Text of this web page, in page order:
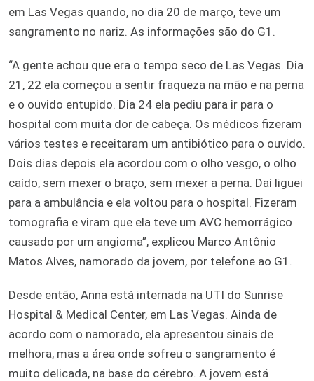
em Las Vegas quando, no dia 20 de março, teve um
sangramento no nariz. As informações são do G1.
“A gente achou que era o tempo seco de Las Vegas. Dia
21, 22 ela começou a sentir fraqueza na mão e na perna
e o ouvido entupido. Dia 24 ela pediu para ir para o
hospital com muita dor de cabeça. Os médicos fizeram
vários testes e receitaram um antibiótico para o ouvido.
Dois dias depois ela acordou com o olho vesgo, o olho
caído, sem mexer o braço, sem mexer a perna. Daí liguei
para a ambulância e ela voltou para o hospital. Fizeram
tomografia e viram que ela teve um AVC hemorrágico
causado por um angioma”, explicou Marco Antônio
Matos Alves, namorado da jovem, por telefone ao G1.
Desde então, Anna está internada na UTI do Sunrise
Hospital & Medical Center, em Las Vegas. Ainda de
acordo com o namorado, ela apresentou sinais de
melhora, mas a área onde sofreu o sangramento é
muito delicada, na base do cérebro. A jovem está